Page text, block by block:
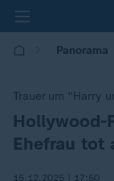
Panorama
Trauer um "Harry
:Hollywood-
Ehefrau tot
15.12.2025 | 17:50